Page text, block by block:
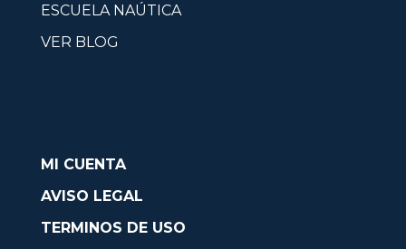
ESCUELA NAÚTICA
VER BLOG
MI CUENTA
AVISO LEGAL
TERMINOS DE USO